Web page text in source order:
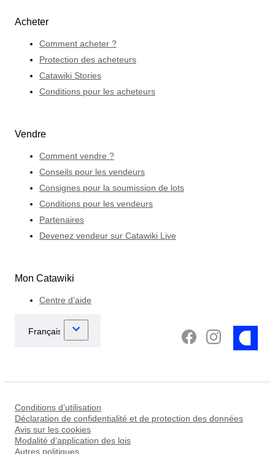
Acheter
Comment acheter ?
Protection des acheteurs
Catawiki Stories
Conditions pour les acheteurs
Vendre
Comment vendre ?
Conseils pour les vendeurs
Consignes pour la soumission de lots
Conditions pour les vendeurs
Partenaires
Devenez vendeur sur Catawiki Live
Mon Catawiki
Centre d’aide
Conditions d’utilisation
Déclaration de confidentialité et de protection des données
Avis sur les cookies
Modalité d'application des lois
Autres politiques